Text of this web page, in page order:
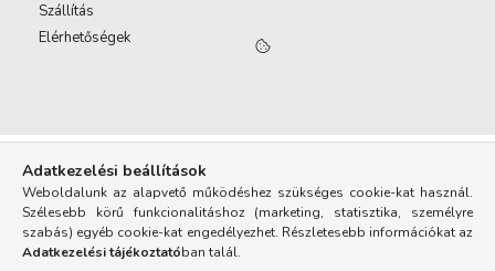
Szállítás
Elérhetőségek
Adatkezelési beállítások
Weboldalunk az alapvető működéshez szükséges cookie-kat használ.
Szélesebb körű funkcionalitáshoz (marketing, statisztika, személyre
szabás) egyéb cookie-kat engedélyezhet. Részletesebb információkat az
Adatkezelési tájékoztatóban talál.